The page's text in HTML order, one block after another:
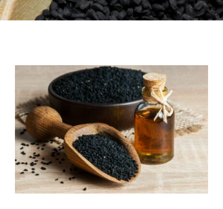
Zwartzaadolie: Een veelbelovende
natuurlijke remedie voor allergieën en
astma
Tips & Tricks